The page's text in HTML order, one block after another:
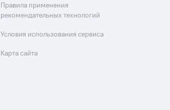
Правила применения
рекомендательных технологий
Условия использования сервиса
Карта сайта